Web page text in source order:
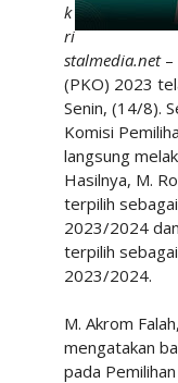
k
ri
stalmedia.net
(PKO) 2023
Senin, (14/8).
Komisi
langsung
Hasilnya, M.
terpilih
2023/2024
terpilih
2023/2024.
M. Akrom
mengatakan
pada